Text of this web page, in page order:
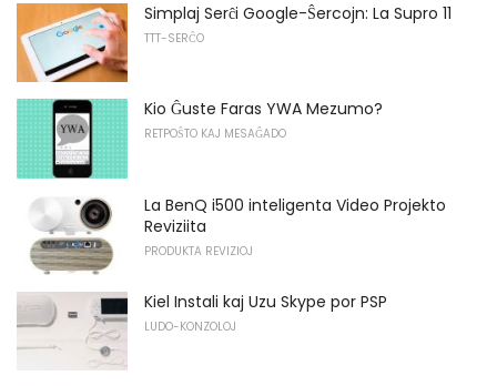
Simplaj Serĉi Google-Ŝercojn: La Supro 11
TTT-SERĈO
Kio Ĝuste Faras YWA Mezumo?
RETPOŜTO KAJ MESAĜADO
La BenQ i500 inteligenta Video Projekto
Reviziita
PRODUKTA REVIZIOJ
Kiel Instali kaj Uzu Skype por PSP
LUDO-KONZOLOJ